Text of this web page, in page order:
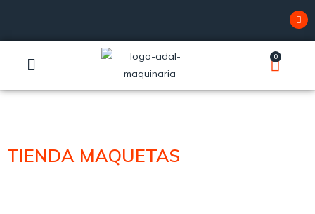
0
TIENDA MAQUETAS